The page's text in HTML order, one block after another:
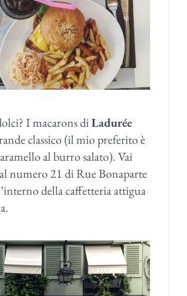
I macarons diLadurée
classico (il mio preferito è
al burro salato). Vai
numero 21 di Rue Bonaparte
della caffetteria attigua